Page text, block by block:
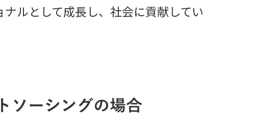
ルとして成長し、社会に貢献してい